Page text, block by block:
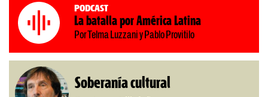
Podcast
La batalla por América Latina
Por Telma Luzzani y Pablo Provitilo
Soberanía cultural